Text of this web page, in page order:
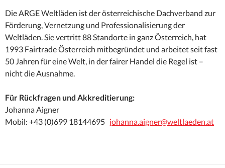
Die ARGE Weltläden ist der österreichische Dachverband zur
Förderung, Vernetzung und Professionalisierung der
Weltläden. Sie vertritt 88 Standorte in ganz Österreich, hat
1993 Fairtrade Österreich mitbegründet und arbeitet seit fast
50 Jahren für eine Welt, in der fairer Handel die Regel ist –
nicht die Ausnahme.
Für Rückfragen und Akkreditierung:
Johanna Aigner
Mobil: +43 (0)699 18144695 johanna.aigner@weltlaeden.at